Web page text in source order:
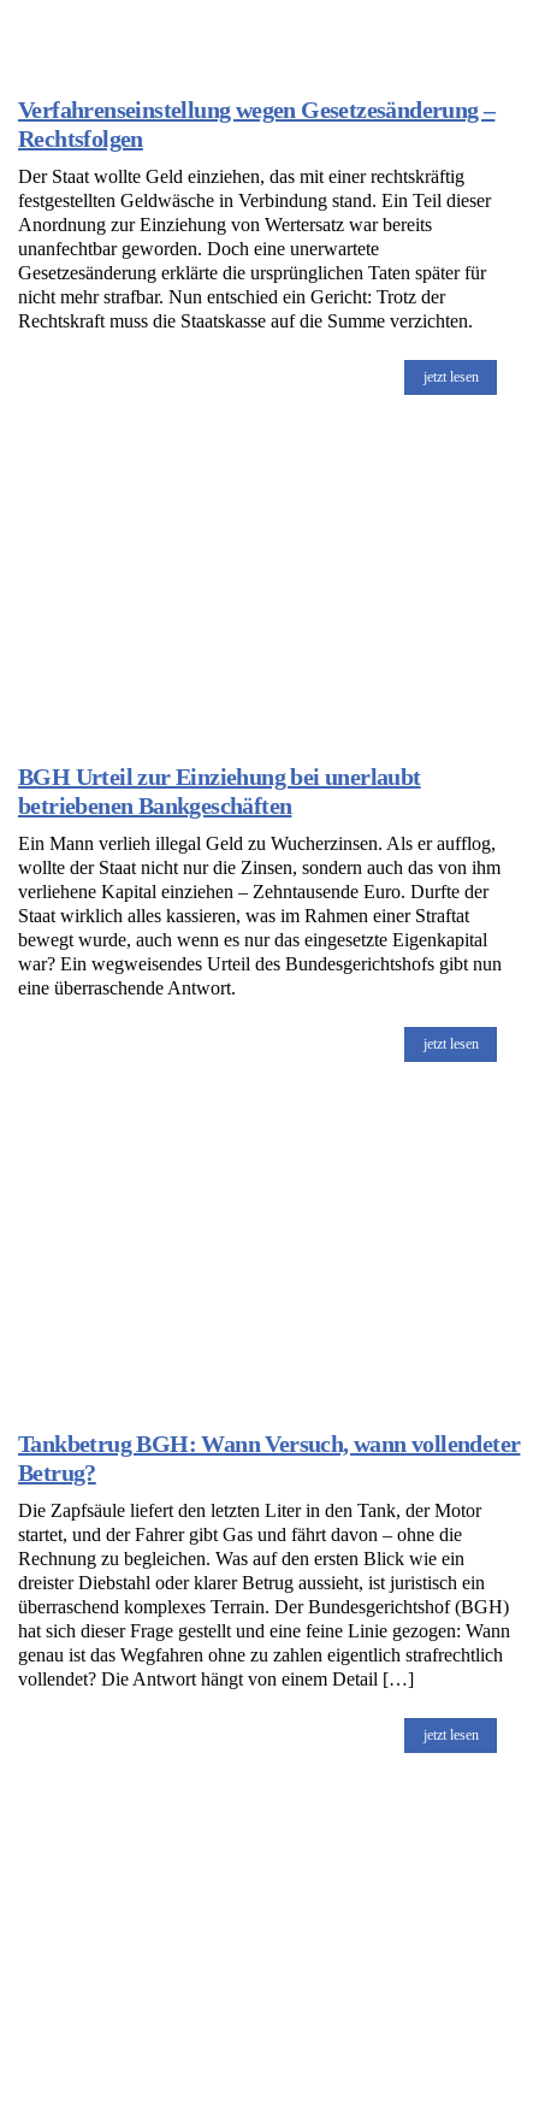
Verfahrenseinstellung wegen Gesetzesänderung –
Rechtsfolgen
Der Staat wollte Geld einziehen, das mit einer rechtskräftig
festgestellten Geldwäsche in Verbindung stand. Ein Teil dieser
Anordnung zur Einziehung von Wertersatz war bereits
unanfechtbar geworden. Doch eine unerwartete
Gesetzesänderung erklärte die ursprünglichen Taten später für
nicht mehr strafbar. Nun entschied ein Gericht: Trotz der
Rechtskraft muss die Staatskasse auf die Summe verzichten.
jetzt lesen
BGH Urteil zur Einziehung bei unerlaubt
betriebenen Bankgeschäften
Ein Mann verlieh illegal Geld zu Wucherzinsen. Als er aufflog,
wollte der Staat nicht nur die Zinsen, sondern auch das von ihm
verliehene Kapital einziehen – Zehntausende Euro. Durfte der
Staat wirklich alles kassieren, was im Rahmen einer Straftat
bewegt wurde, auch wenn es nur das eingesetzte Eigenkapital
war? Ein wegweisendes Urteil des Bundesgerichtshofs gibt nun
eine überraschende Antwort.
jetzt lesen
Tankbetrug BGH: Wann Versuch, wann vollendeter
Betrug?
Die Zapfsäule liefert den letzten Liter in den Tank, der Motor
startet, und der Fahrer gibt Gas und fährt davon – ohne die
Rechnung zu begleichen. Was auf den ersten Blick wie ein
dreister Diebstahl oder klarer Betrug aussieht, ist juristisch ein
überraschend komplexes Terrain. Der Bundesgerichtshof (BGH)
hat sich dieser Frage gestellt und eine feine Linie gezogen: Wann
genau ist das Wegfahren ohne zu zahlen eigentlich strafrechtlich
vollendet? Die Antwort hängt von einem Detail […]
jetzt lesen